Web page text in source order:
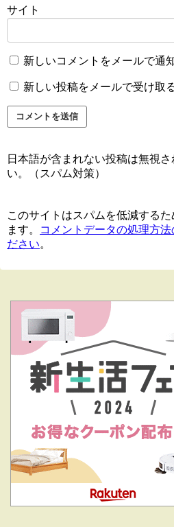
サイト
新しいコメントをメールで通
新しい投稿をメールで受け取
日本語が含まれない投稿は無視
い。（スパム対策）
このサイトはスパムを低減する
ます。
コメントデータの処理方
ださい。